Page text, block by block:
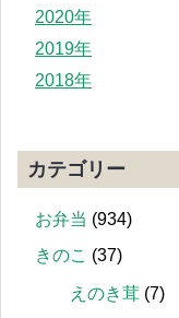
2020年
2019年
2018年
カテゴリー
お弁当 (934)
きのこ (37)
えのき茸 (7)